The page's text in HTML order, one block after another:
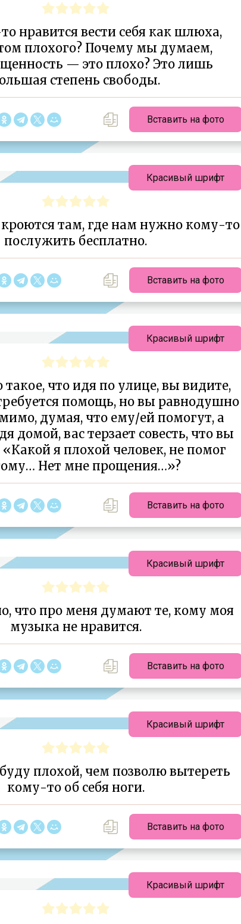
нравится вести себя как шлюха,
плохого? Почему мы думаем,
— это плохо? Это лишь
степень свободы.
Вставить на фото
там, где нам нужно кому-то
послужить бесплатно.
Вставить на фото
Красивый шрифт
такое, что идя по улице, вы видите,
помощь, но вы равнодушно
думая, что ему/ей помогут, а
домой, вас терзает совесть, что вы
я плохой человек, не помог
Нет мне прощения…»?
Вставить на фото
Красивый шрифт
что про меня думают те, кому моя
музыка не нравится.
Вставить на фото
Красивый шрифт
плохой, чем позволю вытереть
кому-то об себя ноги.
Вставить на фото
Красивый шрифт
Красивый шрифт